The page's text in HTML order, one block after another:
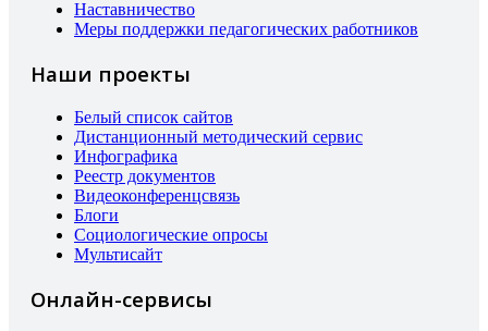
Наставничество
Меры поддержки педагогических работников
Наши проекты
Белый список сайтов
Дистанционный методический сервис
Инфографика
Реестр документов
Видеоконференцсвязь
Блоги
Социологические опросы
Мультисайт
Онлайн-сервисы